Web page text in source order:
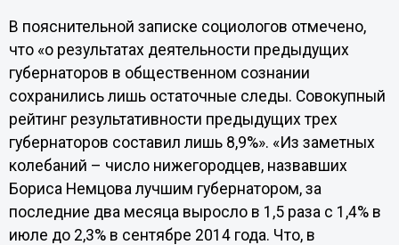
В пояснительной записке социологов отмечено,
что «о результатах деятельности предыдущих
губернаторов в общественном сознании
сохранились лишь остаточные следы. Совокупный
рейтинг результативности предыдущих трех
губернаторов составил лишь 8,9%». «Из заметных
колебаний – число нижегородцев, назвавших
Бориса Немцова лучшим губернатором, за
последние два месяца выросло в 1,5 раза с 1,4% в
июле до 2,3% в сентябре 2014 года. Что, в